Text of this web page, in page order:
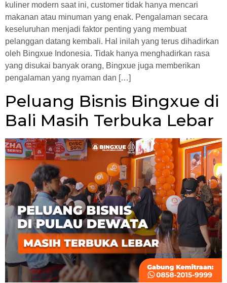
kuliner modern saat ini, customer tidak hanya mencari
makanan atau minuman yang enak. Pengalaman secara
keseluruhan menjadi faktor penting yang membuat
pelanggan datang kembali. Hal inilah yang terus dihadirkan
oleh Bingxue Indonesia. Tidak hanya menghadirkan rasa
yang disukai banyak orang, Bingxue juga memberikan
pengalaman yang nyaman dan […]
Peluang Bisnis Bingxue di
Bali Masih Terbuka Lebar